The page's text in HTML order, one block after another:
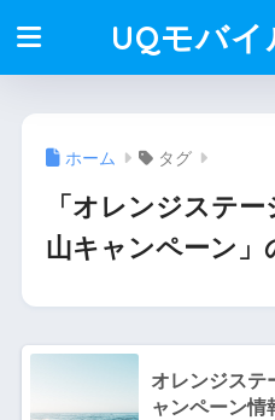
UQモバ
ホーム タグ
「オレンジステ
山キャンペーン」
オレンジス
ャンペーン情